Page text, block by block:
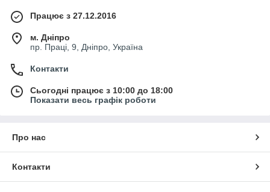
Працює з 27.12.2016
м. Дніпро
пр. Праці, 9, Дніпро, Україна
Контакти
Сьогодні працює з 10:00 до 18:00
Показати весь графік роботи
Про нас
Контакти